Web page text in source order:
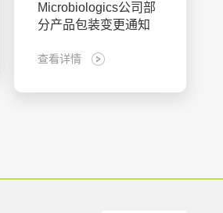
Microbiologics公司部
分产品包装变更通知
查看详情